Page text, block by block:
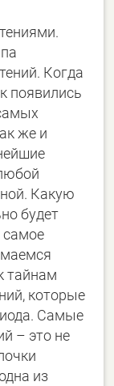
Когда
появились
же и
Какую
будет
самое
тайнам
которые
Самые
– это не
из